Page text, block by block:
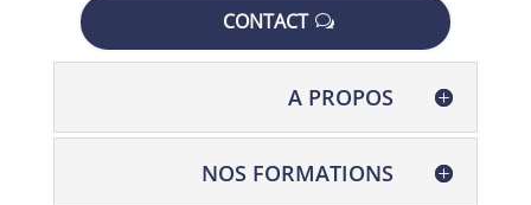
CONTACT
A PROPOS
NOS FORMATIONS